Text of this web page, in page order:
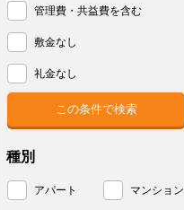
管理費・共益費を含む
敷金なし
礼金なし
種別
アパート マンション